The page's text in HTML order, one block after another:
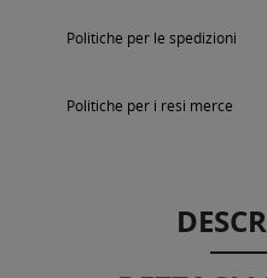
Politiche per le spedizioni
Politiche per i resi merce